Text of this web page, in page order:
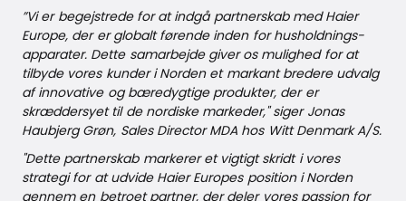
”Vi er begejstrede for at indgå partnerskab med Haier
Europe, der er globalt førende inden for husholdnings-
apparater. Dette samarbejde giver os mulighed for at
tilbyde vores kunder i Norden et markant bredere udvalg
af innovative og bæredygtige produkter, der er
skræddersyet til de nordiske markeder," siger Jonas
Haubjerg Grøn, Sales Director MDA hos Witt Denmark A/S.
"Dette partnerskab markerer et vigtigt skridt i vores
strategi for at udvide Haier Europes position i Norden
gennem en betroet partner, der deler vores passion for